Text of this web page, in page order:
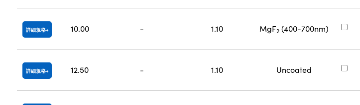
詳細規格 10.00 - 1.10 MgF2(400-700nm)
詳細規格 12.50 - 1.10 Uncoated